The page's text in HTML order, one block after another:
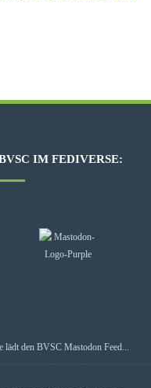
IM FEDIVERSE:
lädt den BVSC Mastodon Feed...